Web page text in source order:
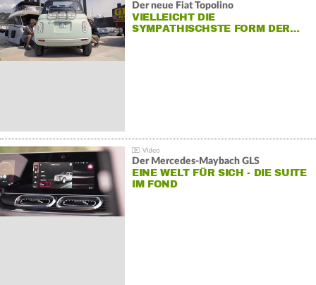
Der neue Fiat Topolino
VIELLEICHT DIE
SYMPATHISCHSTE FORM DER…
Der Mercedes‑Maybach GLS
EINE WELT FÜR SICH - DIE SUITE
IM FOND